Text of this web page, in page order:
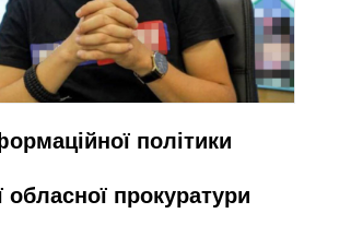
політики
обласної прокуратури